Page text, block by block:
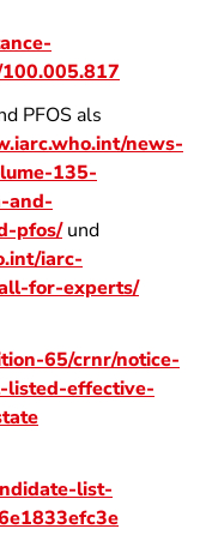
PFOS als
news-
135-
and-
pfos/und
iarc-
for-experts/
65/crnr/notice-
listed-effective-
list-